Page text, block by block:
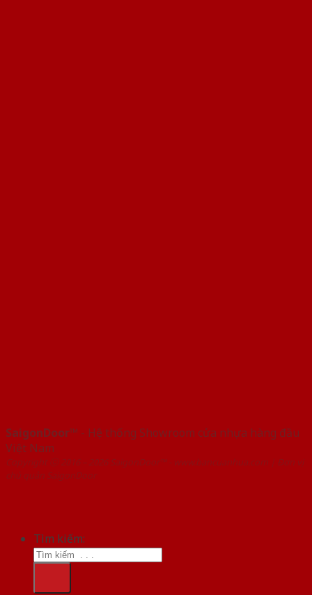
SaigonDoor™ - Hệ thống Showroom cửa nhựa hàng đầu
Việt Nam
Copyright ⓒ 2016 – 2026 SaigonDoor™ - www.bancuanhua.com | Đơn vị
chủ quản SaigonDoor
Tìm kiếm: